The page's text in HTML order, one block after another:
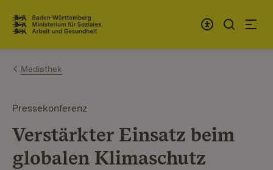
Zum Inhalt springen
Link zur Startseite
Mediathek
Pressekonferenz
Verstärkter Einsatz beim
globalen Klimaschutz